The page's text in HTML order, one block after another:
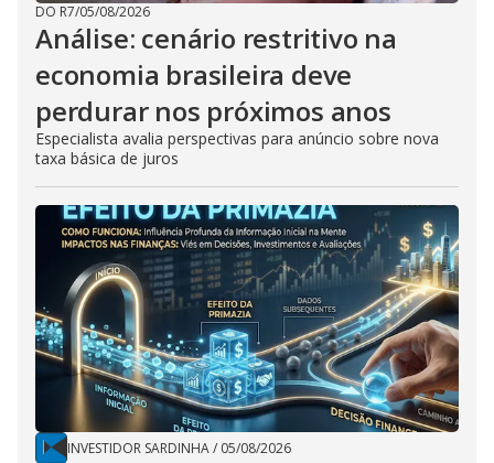
DO R7/05/08/2026
Análise: cenário restritivo na
economia brasileira deve
perdurar nos próximos anos
Especialista avalia perspectivas para anúncio sobre nova
taxa básica de juros
INVESTIDOR SARDINHA/ 05/08/2026